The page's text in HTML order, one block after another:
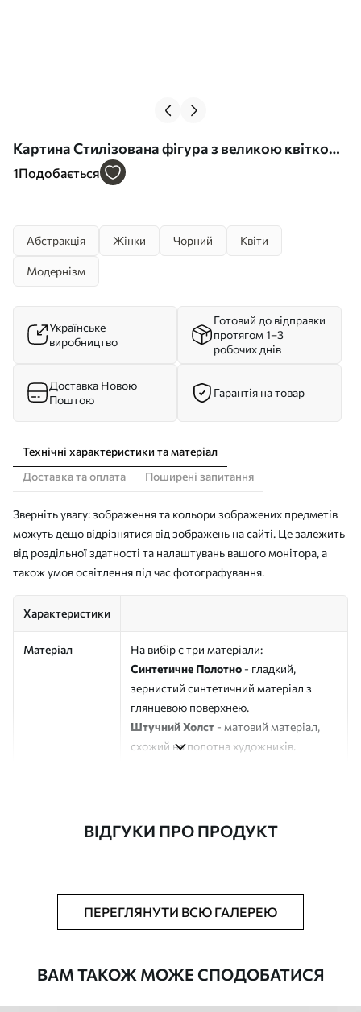
Картина Стилізована фігура з великою квіткою
замість голови Арт. s48618
1Подобається
Абстракція Жінки Чорний Квіти
Модернізм
Українське
виробництво
Готовий до відправки
протягом 1–3
робочих днів
Доставка Новою
Поштою
Гарантія на товар
Технічні характеристики та матеріал
Доставка та оплата
Поширені запитання
Зверніть увагу: зображення та кольори зображених предметів
можуть дещо відрізнятися від зображень на сайті. Це залежить
від роздільної здатності та налаштувань вашого монітора, а
також умов освітлення під час фотографування.
Характеристики
Матеріал
На вибір є три матеріали:
Синтетичне Полотно - гладкий,
зернистий синтетичний матеріал з
глянцевою поверхнею.
Штучний Холст - матовий матеріал,
схожий на полотна художників.
Додатково Можна додати лакове покриття.
ВІДГУКИ ПРО ПРОДУКТ
ПЕРЕГЛЯНУТИ ВСЮ ГАЛЕРЕЮ
ВАМ ТАКОЖ МОЖЕ СПОДОБАТИСЯ